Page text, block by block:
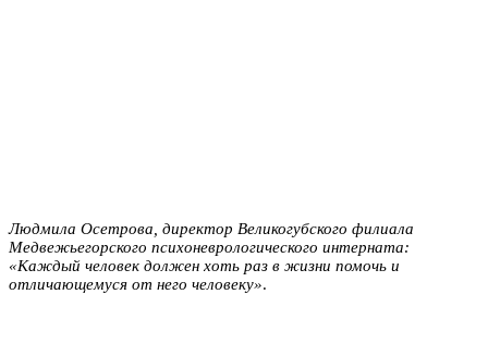
Людмила Осетрова, директор Великогубского филиала
Медвежьегорского психоневрологического интерната:
«Каждый человек должен хоть раз в жизни помочь и
отличающемуся от него человеку».